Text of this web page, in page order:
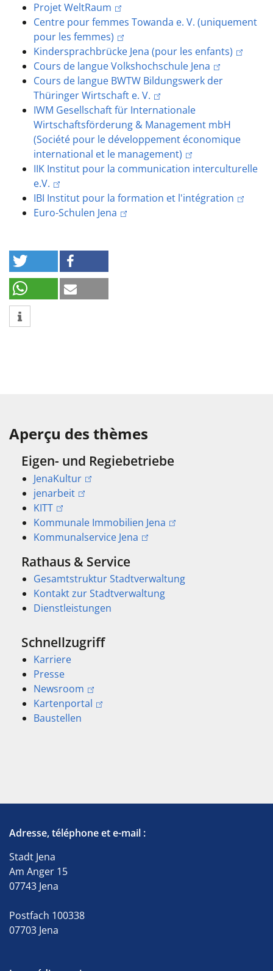
Projet WeltRaum
Centre pour femmes Towanda e. V. (uniquement
pour les femmes)
Kindersprachbrücke Jena (pour les enfants)
Cours de langue Volkshochschule Jena
Cours de langue BWTW Bildungswerk der
Thüringer Wirtschaft e. V.
IWM Gesellschaft für Internationale
Wirtschaftsförderung & Management mbH
(Société pour le développement économique
international et le management)
IIK Institut pour la communication interculturelle
e.V.
IBI Institut pour la formation et l'intégration
Euro-Schulen Jena
Aperçu des thèmes
Eigen- und Regiebetriebe
JenaKultur
jenarbeit
KITT
Kommunale Immobilien Jena
Kommunalservice Jena
Rathaus & Service
Gesamtstruktur Stadtverwaltung
Kontakt zur Stadtverwaltung
Dienstleistungen
Schnellzugriff
Karriere
Presse
Newsroom
Kartenportal
Baustellen
Adresse, téléphone et e-mail :
Stadt Jena
Am Anger 15
07743 Jena
Postfach 100338
07703 Jena